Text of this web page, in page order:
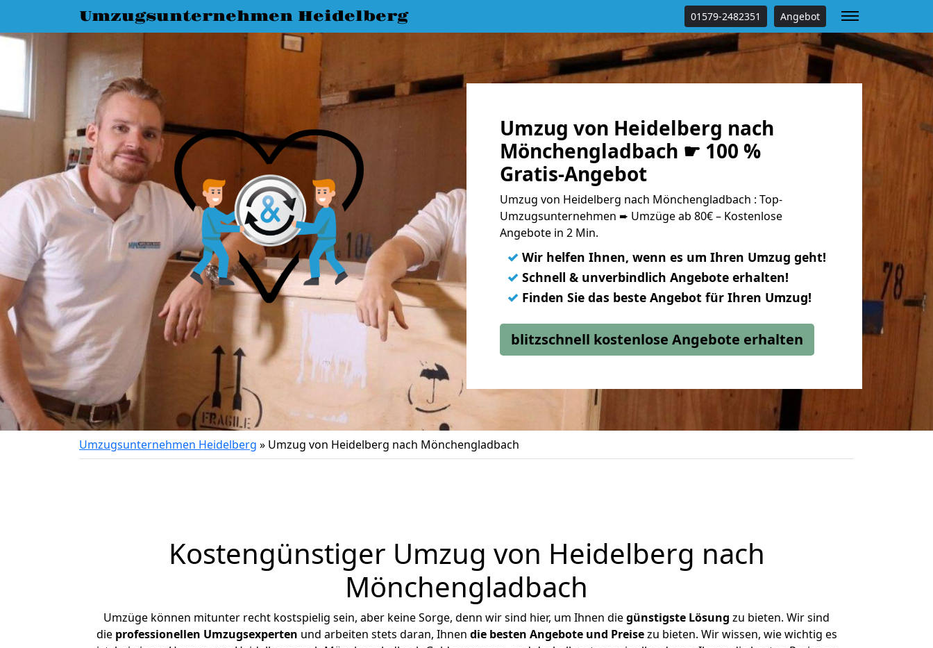
Umzugsunternehmen Heidelberg 01579-2482351 Angebot
Umzug von Heidelberg nach
Mönchengladbach ☛ 100 %
Gratis-Angebot
Umzug von Heidelberg nach Mönchengladbach : Top-
Umzugsunternehmen ➨ Umzüge ab 80€ – Kostenlose
Angebote in 2 Min.
✓ Wir helfen Ihnen, wenn es um Ihren Umzug geht!
✓ Schnell & unverbindlich Angebote erhalten!
✓ Finden Sie das beste Angebot für Ihren Umzug!
blitzschnell kostenlose Angebote erhalten
Umzugsunternehmen Heidelberg » Umzug von Heidelberg nach Mönchengladbach
Kostengünstiger Umzug von Heidelberg nach
Mönchengladbach
Umzüge können mitunter recht kostspielig sein, aber keine Sorge, denn wir sind hier, um Ihnen diegünstigste Lösung zu bieten. Wir sind
die professionellen Umzugsexperten und arbeiten stets daran, Ihnen die besten Angebote und Preisezu bieten. Wir wissen, wie wichtig es